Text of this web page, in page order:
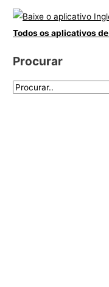
Todos os aplicativos
Procurar